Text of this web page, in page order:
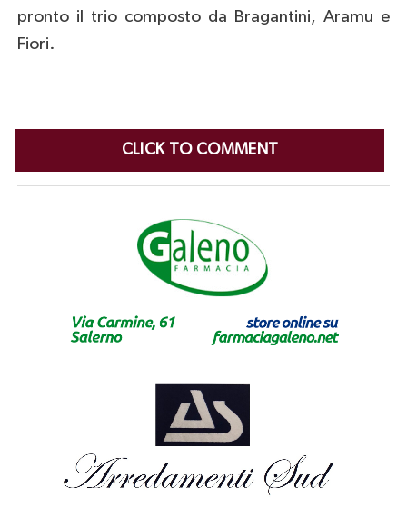
pronto il trio composto da Bragantini, Aramu e
Fiori.
CLICK TO COMMENT